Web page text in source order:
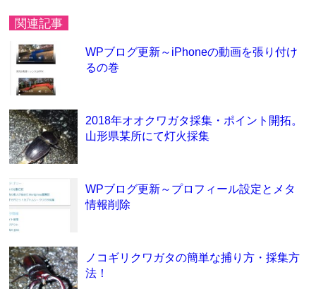
関連記事
WPブログ更新～iPhoneの動画を張り付け
るの巻
2018年オオクワガタ採集・ポイント開拓。
山形県某所にて灯火採集
WPブログ更新～プロフィール設定とメタ
情報削除
ノコギリクワガタの簡単な捕り方・採集方
法！